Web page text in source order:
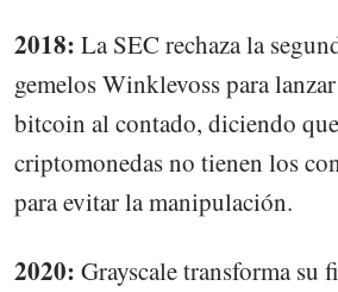
2018: La SEC rechaza la
gemelos Winklevoss para
bitcoin al contado, diciendo
criptomonedas no tienen los
para evitar la manipulación.
2020: Grayscale transforma su